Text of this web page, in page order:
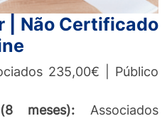
| Não Certificado
235,00€ | Público
meses): Associados